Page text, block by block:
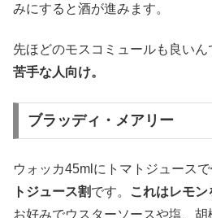
みにすると酒が進みます。
先ほどのモスコミュールも良いん
苦手な人向け。
ブラッディ・メアリー
ウォッカ45mlにトマトジュースで
トジュース割です。
これはレモン
お好みでウスターソースや塩、